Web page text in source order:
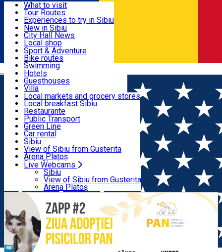
Română
Useful info
Activities & Adventure
Accommodation
Food, Drinks & Nightlife
Transport & Parking
Live Webcams
What to visit
Tour Routes
Experiences to try in Sibiu
Podcast
Culture
Museums
Churches
Parks, Zoo
County of Sibiu
New in Sibiu
City Hall News
Local shop
Sibiu artisans
Sibiul Verde
Public services
Education
How do I get to Sibiu
Tourist Info
Tour Guides
Guided tours
Publicații locale
Beauty salons
Sport & Adventure
Bike routes
Swimming
Riding
Indoor activities
Loc de joacă indoor
Loc de joacă outdoor
Ski
Ice skating
Yoga
Hotels
Guesthouses
Villa
Hostels
Motel
Camping
Renting rooms
Rooms for rent
Accommodation outside Sibiu
Local markets and grocery stores
Local breakfast Sibiu
Restaurante
Pizza
Fast Food
Coffee
Sweets
Pub, Bar
Night clubs
Bakeries
Public Transport
Green Line
Car rental
Rent a bike
Scooter rentals
Taxi
Ride Sharing
Parking tickets
Parking places
Electric vehicle charging points
Sibiu
View of Sibiu from Gusterita
Arena Platoș
Live Webcams
Sibiu
View of Sibiu from Gusterita
Arena Platoș
Home Community
ZAPP#2 - Ziua Adopției Pisicilor